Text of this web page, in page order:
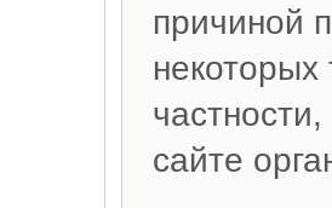
причиной
некоторых
сайте